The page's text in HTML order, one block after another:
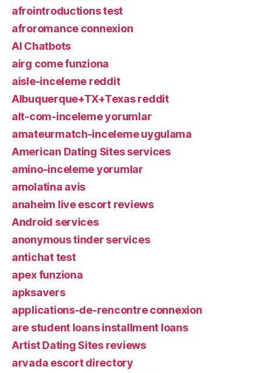
afrointroductions test
afroromance connexion
AI Chatbots
airg come funziona
aisle-inceleme reddit
Albuquerque+TX+Texas reddit
alt-com-inceleme yorumlar
amateurmatch-inceleme uygulama
American Dating Sites services
amino-inceleme yorumlar
amolatina avis
anaheim live escort reviews
Android services
anonymous tinder services
antichat test
apex funziona
apksavers
applications-de-rencontre connexion
are student loans installment loans
Artist Dating Sites reviews
arvada escort directory